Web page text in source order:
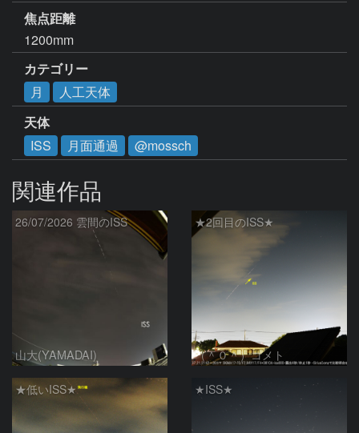
焦点距離
1200mm
カテゴリー
月
人工天体
天体
ISS
月面通過 @mossch
関連作品
26/07/2026 雲間のISS
山大(YAMADAI)
★2回目のISS★
（＾０＾）コメト
★低いISS★ ★ISS★